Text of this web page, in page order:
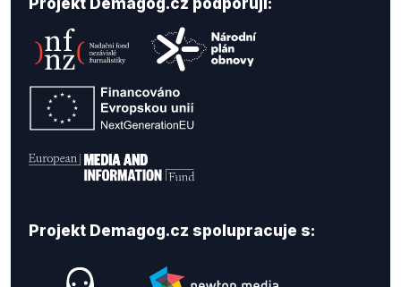
Projekt Demagog.cz spolupracuje s: